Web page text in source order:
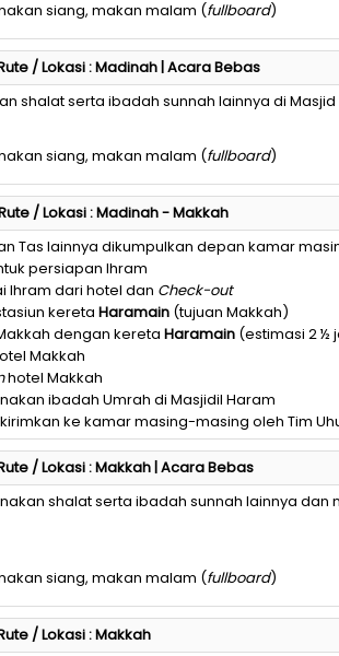
siang, makan malam (fullboard)
/ Lokasi : Madinah | Acara Bebas
shalat serta ibadah sunnah lainnya di
siang, makan malam (fullboard)
/ Lokasi : Madinah - Makkah
Tas lainnya dikumpulkan depan kamar
persiapan Ihram
Ihram dari hotel dan Check-out
kereta Haramain (tujuan Makkah)
dengan kereta Haramain (estimasi 2 ½
Makkah
hotel Makkah
ibadah Umrah di Masjidil Haram
ke kamar masing-masing oleh Tim
/ Lokasi : Makkah | Acara Bebas
shalat serta ibadah sunnah lainnya dan
siang, makan malam (fullboard)
/ Lokasi : Makkah